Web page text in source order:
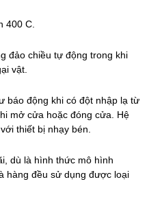
400 C.
đảo chiều tự động trong khi
vật.
báo động khi có đột nhập lạ từ
mở cửa hoặc đóng cửa. Hệ
thiết bị nhạy bén.
dù là hình thức mô hình
hàng đều sử dụng được loại